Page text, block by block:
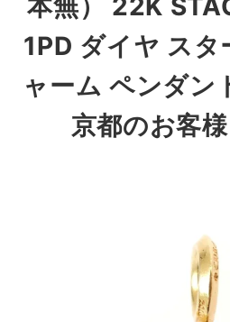
本無） 22K
1PD ダイヤ スタ
ャーム ペンダン
京都のお客